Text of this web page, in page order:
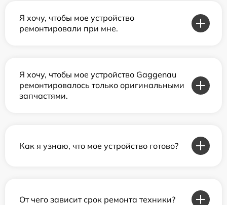
Я хочу, чтобы мое устройство
ремонтировали при мне.
Я хочу, чтобы мое устройство Gaggenau
ремонтировалось только оригинальными
запчастями.
Как я узнаю, что мое устройство готово?
От чего зависит срок ремонта техники?